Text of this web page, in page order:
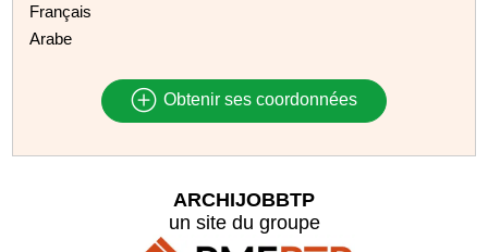
Français
Arabe
Obtenir ses coordonnées
ARCHIJOBBTP
un site du groupe